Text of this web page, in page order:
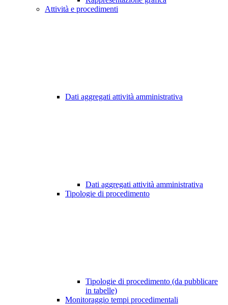
Attività e procedimenti
Dati aggregati attività amministrativa
Dati aggregati attività amministrativa
Tipologie di procedimento
Tipologie di procedimento (da pubblicare
in tabelle)
Monitoraggio tempi procedimentali